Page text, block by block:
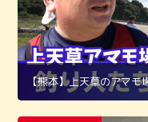
【熊本】上天草のアマ